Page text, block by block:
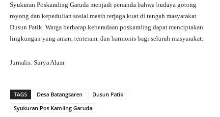
Syukuran Poskamling Garuda menjadi penanda bahwa budaya gotong
royong dan kepedulian sosial masih terjaga kuat di tengah masyarakat
Dusun Patik. Warga berharap keberadaan poskamling dapat menciptakan
lingkungan yang aman, tenteram, dan harmonis bagi seluruh masyarakat.
Jurnalis: Surya Alam
TAGS Desa Batangsaren
Dusun Patik
Syukuran Pos Kamling Garuda